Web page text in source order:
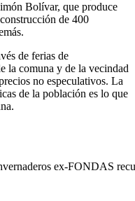
Bolívar, que produce
de 400
de ferias de
la comuna y de la vecindad
no especulativos. La
de la población es lo que
ex-FONDAS